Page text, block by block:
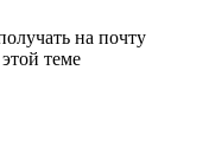
на почту
теме